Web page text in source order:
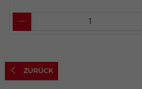
ZURÜCK